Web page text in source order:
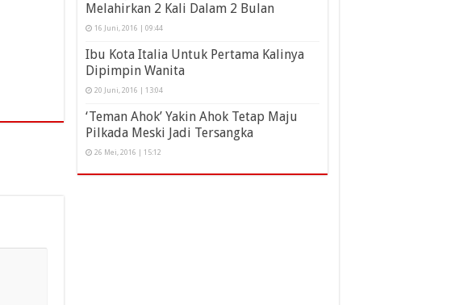
Melahirkan 2 Kali Dalam 2 Bulan
16 Juni, 2016 | 09:44
Ibu Kota Italia Untuk Pertama Kalinya
Dipimpin Wanita
20 Juni, 2016 | 13:04
‘Teman Ahok’ Yakin Ahok Tetap Maju
Pilkada Meski Jadi Tersangka
26 Mei, 2016 | 15:12